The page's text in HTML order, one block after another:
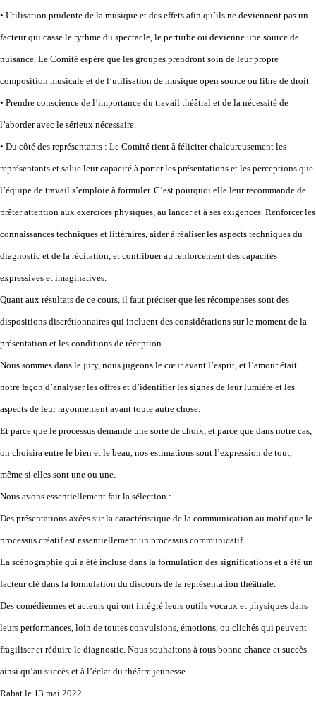
• Utilisation prudente de la musique et des effets afin qu’ils ne deviennent pas un
facteur qui casse le rythme du spectacle, le perturbe ou devienne une source de
nuisance. Le Comité espère que les groupes prendront soin de leur propre
composition musicale et de l’utilisation de musique open source ou libre de droit.
• Prendre conscience de l’importance du travail théâtral et de la nécessité de
l’aborder avec le sérieux nécessaire.
• Du côté des représentants : Le Comité tient à féliciter chaleureusement les
représentants et salue leur capacité à porter les présentations et les perceptions que
l’équipe de travail s’emploie à formuler. C’est pourquoi elle leur recommande de
prêter attention aux exercices physiques, au lancer et à ses exigences. Renforcer les
connaissances techniques et littéraires, aider à réaliser les aspects techniques du
diagnostic et de la récitation, et contribuer au renforcement des capacités
expressives et imaginatives.
Quant aux résultats de ce cours, il faut préciser que les récompenses sont des
dispositions discrétionnaires qui incluent des considérations sur le moment de la
présentation et les conditions de réception.
Nous sommes dans le jury, nous jugeons le cœur avant l’esprit, et l’amour était
notre façon d’analyser les offres et d’identifier les signes de leur lumière et les
aspects de leur rayonnement avant toute autre chose.
Et parce que le processus demande une sorte de choix, et parce que dans notre cas,
on choisira entre le bien et le beau, nos estimations sont l’expression de tout,
même si elles sont une ou une.
Nous avons essentiellement fait la sélection :
Des présentations axées sur la caractéristique de la communication au motif que le
processus créatif est essentiellement un processus communicatif.
La scénographie qui a été incluse dans la formulation des significations et a été un
facteur clé dans la formulation du discours de la représentation théâtrale.
Des comédiennes et acteurs qui ont intégré leurs outils vocaux et physiques dans
leurs performances, loin de toutes convulsions, émotions, ou clichés qui peuvent
fragiliser et réduire le diagnostic. Nous souhaitons à tous bonne chance et succès
ainsi qu’au succès et à l’éclat du théâtre jeunesse.
Rabat le 13 mai 2022